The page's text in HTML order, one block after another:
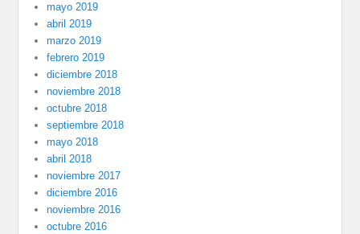
mayo 2019
abril 2019
marzo 2019
febrero 2019
diciembre 2018
noviembre 2018
octubre 2018
septiembre 2018
mayo 2018
abril 2018
noviembre 2017
diciembre 2016
noviembre 2016
octubre 2016